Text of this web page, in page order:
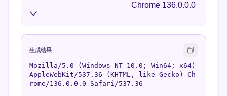
Chrome 136.0.0.0
生成结果
Mozilla/5.0 (Windows NT 10.0; Win64; x64)
AppleWebKit/537.36 (KHTML, like Gecko) Ch
rome/136.0.0.0 Safari/537.36